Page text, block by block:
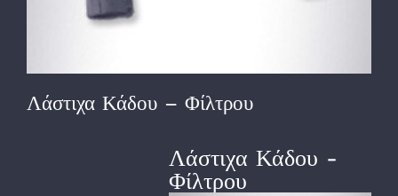
Λάστιχα Κάδου – Φίλτρου
Λάστιχα Κάδου -
Φίλτρου